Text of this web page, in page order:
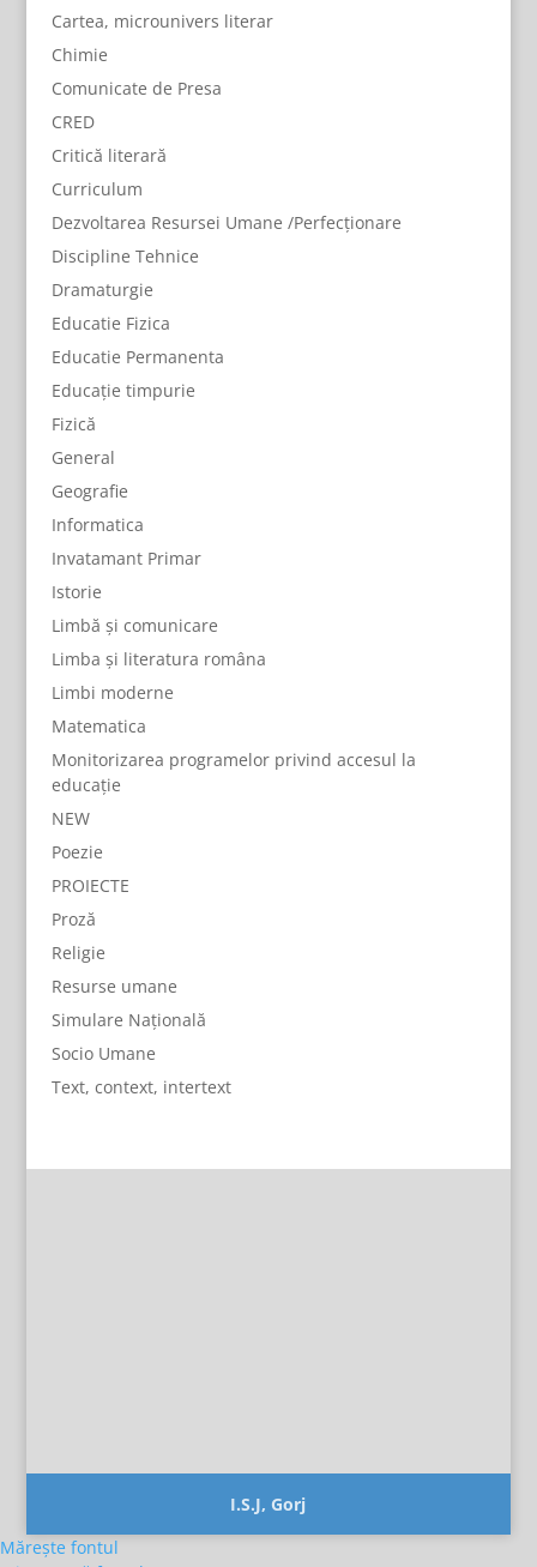
Cartea, microunivers literar
Chimie
Comunicate de Presa
CRED
Critică literară
Curriculum
Dezvoltarea Resursei Umane /Perfecționare
Discipline Tehnice
Dramaturgie
Educatie Fizica
Educatie Permanenta
Educație timpurie
Fizică
General
Geografie
Informatica
Invatamant Primar
Istorie
Limbă și comunicare
Limba și literatura româna
Limbi moderne
Matematica
Monitorizarea programelor privind accesul la
educație
NEW
Poezie
PROIECTE
Proză
Religie
Resurse umane
Simulare Națională
Socio Umane
Text, context, intertext
I.S.J, Gorj
Mărește fontul